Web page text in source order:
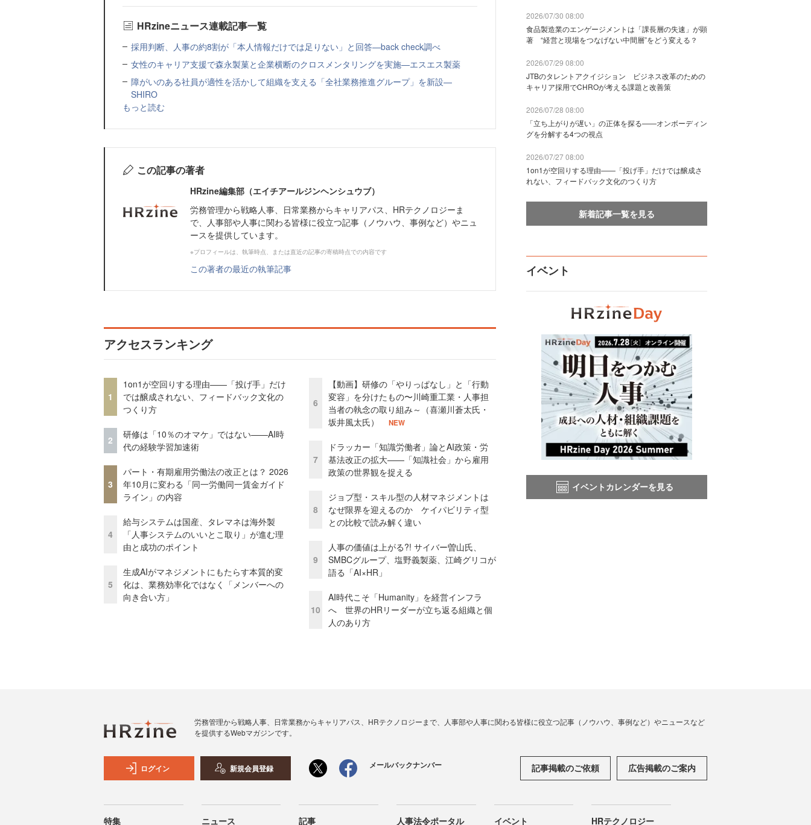
HRzineニュース連載記事一覧
採用判断、人事の約8割が「本人情報だけでは足りない」と回答—back check調べ
女性のキャリア支援で森永製菓と企業横断のクロスメンタリングを実施—エスエス製薬
障がいのある社員が適性を活かして組織を支える「全社業務推進グループ」を新設—
SHIRO
もっと読む
この記事の著者
HRzine編集部（エイチアールジンヘンシュウブ）
労務管理から戦略人事、日常業務からキャリアパス、HRテクノロジーま
で、人事部や人事に関わる皆様に役立つ記事（ノウハウ、事例など）やニュ
ースを提供しています。
※プロフィールは、執筆時点、または直近の記事の寄稿時点での内容です
この著者の最近の執筆記事
アクセスランキング
1
1on1が空回りする理由——「投げ手」だけ
では醸成されない、フィードバック文化の
つくり方
2
研修は「10％のオマケ」ではない——AI時
代の経験学習加速術
3
パート・有期雇用労働法の改正とは？ 2026
年10月に変わる「同一労働同一賃金ガイド
ライン」の内容
4
給与システムは国産、タレマネは海外製
「人事システムのいいとこ取り」が進む理
由と成功のポイント
5
生成AIがマネジメントにもたらす本質的変
化は、業務効率化ではなく「メンバーへの
向き合い方」
6
【動画】研修の「やりっぱなし」と「行動
変容」を分けたもの〜川崎重工業・人事担
当者の執念の取り組み～（喜瀬川蒼太氏・
坂井風太氏）
NEW
7
ドラッカー「知識労働者」論とAI政策・労
基法改正の拡大——「知識社会」から雇用
政策の世界観を捉える
8
ジョブ型・スキル型の人材マネジメントは
なぜ限界を迎えるのか ケイパビリティ型
との比較で読み解く違い
9
人事の価値は上がる?! サイバー曽山氏、
SMBCグループ、塩野義製薬、江崎グリコが
語る「AI×HR」
10
AI時代こそ「Humanity」を経営インフラ
へ 世界のHRリーダーが立ち返る組織と個
人のあり方
2026/07/30 08:00
食品製造業のエンゲージメントは「課長層の失速」が顕
著 “経営と現場をつなげない中間層”をどう変える？
2026/07/29 08:00
JTBのタレントアクイジション ビジネス改革のための
キャリア採用でCHROが考える課題と改善策
2026/07/28 08:00
「立ち上がりが遅い」の正体を探る——オンボーディン
グを分解する4つの視点
2026/07/27 08:00
1on1が空回りする理由——「投げ手」だけでは醸成さ
れない、フィードバック文化のつくり方
新着記事一覧を見る
イベント
イベントカレンダーを見る
労務管理から戦略人事、日常業務からキャリアパス、HRテクノロジーまで、人事部や人事に関わる皆様に役立つ記事（ノウハウ、事例など）やニュースなど
を提供するWebマガジンです。
ログイン 新規会員登録 メールバックナンバー 記事掲載のご依頼 広告掲載のご案内
特集 ニュース 記事 人事法令ポータル イベント HRテクノロジー